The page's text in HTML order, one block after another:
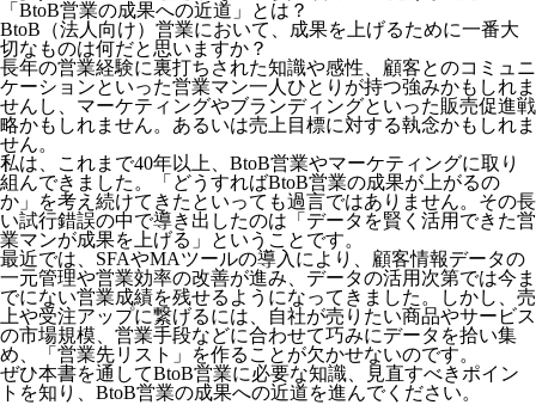
「BtoB営業の成果への近道」とは？
BtoB（法人向け）営業において、成果を上げるために一番大
切なものは何だと思いますか？
長年の営業経験に裏打ちされた知識や感性、顧客とのコミュニ
ケーションといった営業マン一人ひとりが持つ強みかもしれま
せんし、マーケティングやブランディングといった販売促進戦
略かもしれません。あるいは売上目標に対する執念かもしれま
せん。
私は、これまで40年以上、BtoB営業やマーケティングに取り
組んできました。「どうすればBtoB営業の成果が上がるの
か」を考え続けてきたといっても過言ではありません。その長
い試行錯誤の中で導き出したのは「データを賢く活用できた営
業マンが成果を上げる」ということです。
最近では、SFAやMAツールの導入により、顧客情報データの
一元管理や営業効率の改善が進み、データの活用次第では今ま
でにない営業成績を残せるようになってきました。しかし、売
上や受注アップに繋げるには、自社が売りたい商品やサービス
の市場規模、営業手段などに合わせて巧みにデータを拾い集
め、「営業先リスト」を作ることが欠かせないのです。
ぜひ本書を通してBtoB営業に必要な知識、見直すべきポイン
トを知り、BtoB営業の成果への近道を進んでください。